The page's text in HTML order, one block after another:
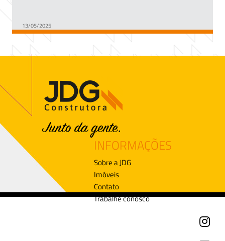
13/05/2025
INFORMAÇÕES
Sobre a JDG
Imóveis
Contato
Trabalhe conosco